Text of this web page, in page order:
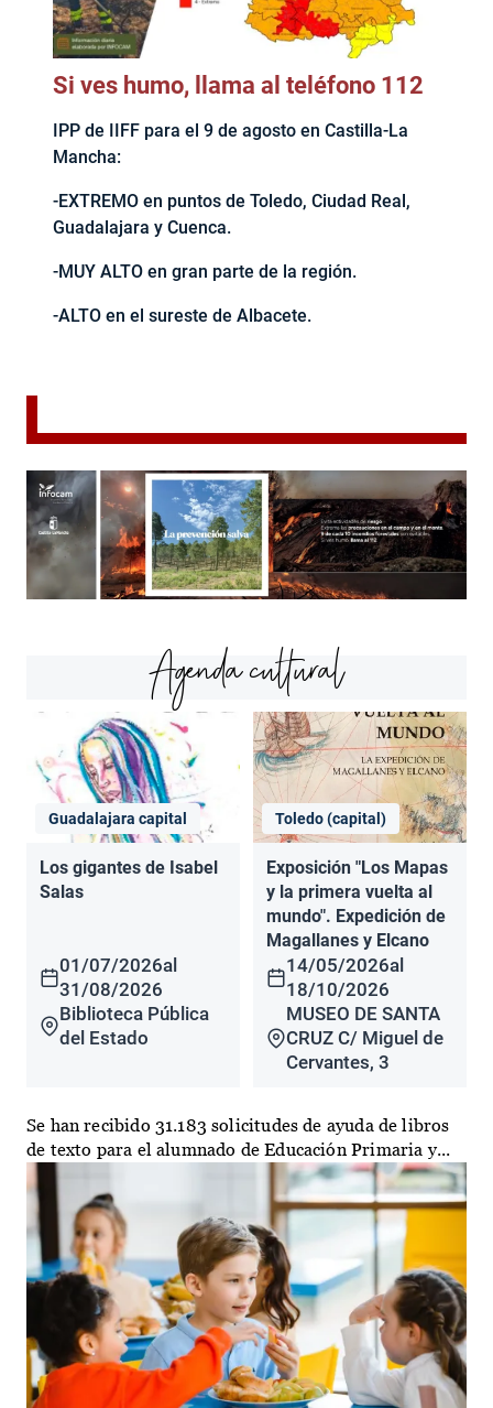
Si ves humo, llama al teléfono 112
IPP de IIFF para el 9 de agosto en Castilla-La
Mancha:
-EXTREMO en puntos de Toledo, Ciudad Real,
Guadalajara y Cuenca.
-MUY ALTO en gran parte de la región.
-ALTO en el sureste de Albacete.
Agenda cultural
Guadalajara capital
Los gigantes de Isabel
Salas
01/07/2026al
31/08/2026
Biblioteca Pública
del Estado
Toledo (capital)
Exposición "Los Mapas
y la primera vuelta al
mundo". Expedición de
Magallanes y Elcano
14/05/2026al
18/10/2026
MUSEO DE SANTA
CRUZ C/ Miguel de
Cervantes, 3
Se han recibido 31.183 solicitudes de ayuda de libros
de texto para el alumnado de Educación Primaria y...